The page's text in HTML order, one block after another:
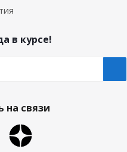
в курсе!
на связи